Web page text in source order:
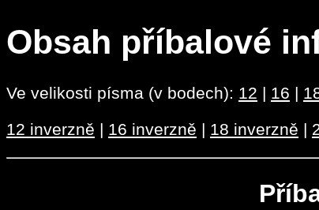
Obsah příbalové
Ve velikosti písma (v bodech): 12 | 16 |
12 inverzně
16 inverzně 18 inverzně